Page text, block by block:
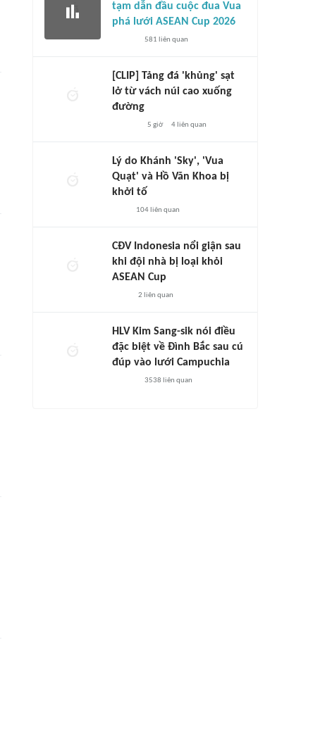
tạm dẫn đầu cuộc đua Vua
phá lưới ASEAN Cup 2026
581 liên quan
[CLIP] Tảng đá 'khủng' sạt
lở từ vách núi cao xuống
đường
5 giờ 4liên quan
Lý do Khánh 'Sky', 'Vua
Quạt' và Hồ Văn Khoa bị
khởi tố
104liên quan
CĐV Indonesia nổi giận sau
khi đội nhà bị loại khỏi
ASEAN Cup
2 liên quan
HLV Kim Sang-sik nói điều
đặc biệt về Đình Bắc sau cú
đúp vào lưới Campuchia
3538 liên quan